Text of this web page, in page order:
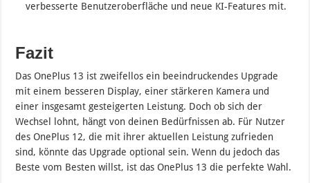
verbesserte Benutzeroberfläche und neue KI-Features mit.
Fazit
Das OnePlus 13 ist zweifellos ein beeindruckendes Upgrade
mit einem besseren Display, einer stärkeren Kamera und
einer insgesamt gesteigerten Leistung. Doch ob sich der
Wechsel lohnt, hängt von deinen Bedürfnissen ab. Für Nutzer
des OnePlus 12, die mit ihrer aktuellen Leistung zufrieden
sind, könnte das Upgrade optional sein. Wenn du jedoch das
Beste vom Besten willst, ist das OnePlus 13 die perfekte Wahl.